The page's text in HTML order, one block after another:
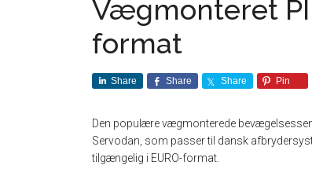
Vægmonteret
format
Share Share Share Pin
Den populære vægmonterede
Servodan, som passer til dansk
tilgængelig i EURO-format.